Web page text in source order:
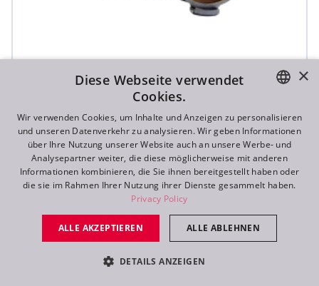
T11 Fresnel™
ENGLISH
FR
RU
×
Diese Webseite verwendet
Cookies.
Wir verwenden Cookies, um Inhalte und Anzeigen zu personalisieren
und unseren Datenverkehr zu analysieren. Wir geben Informationen
über Ihre Nutzung unserer Website auch an unsere Werbe- und
Analysepartner weiter, die diese möglicherweise mit anderen
Informationen kombinieren, die Sie ihnen bereitgestellt haben oder
die sie im Rahmen Ihrer Nutzung ihrer Dienste gesammelt haben.
Privacy Policy
ALLE AKZEPTIEREN ALLE ABLEHNEN
DETAILS ANZEIGEN